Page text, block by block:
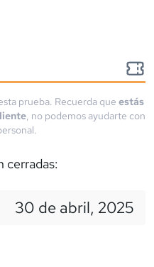
prueba. Recuerda que estás
, no podemos ayudarte con
cerradas:
30 de abril, 2025